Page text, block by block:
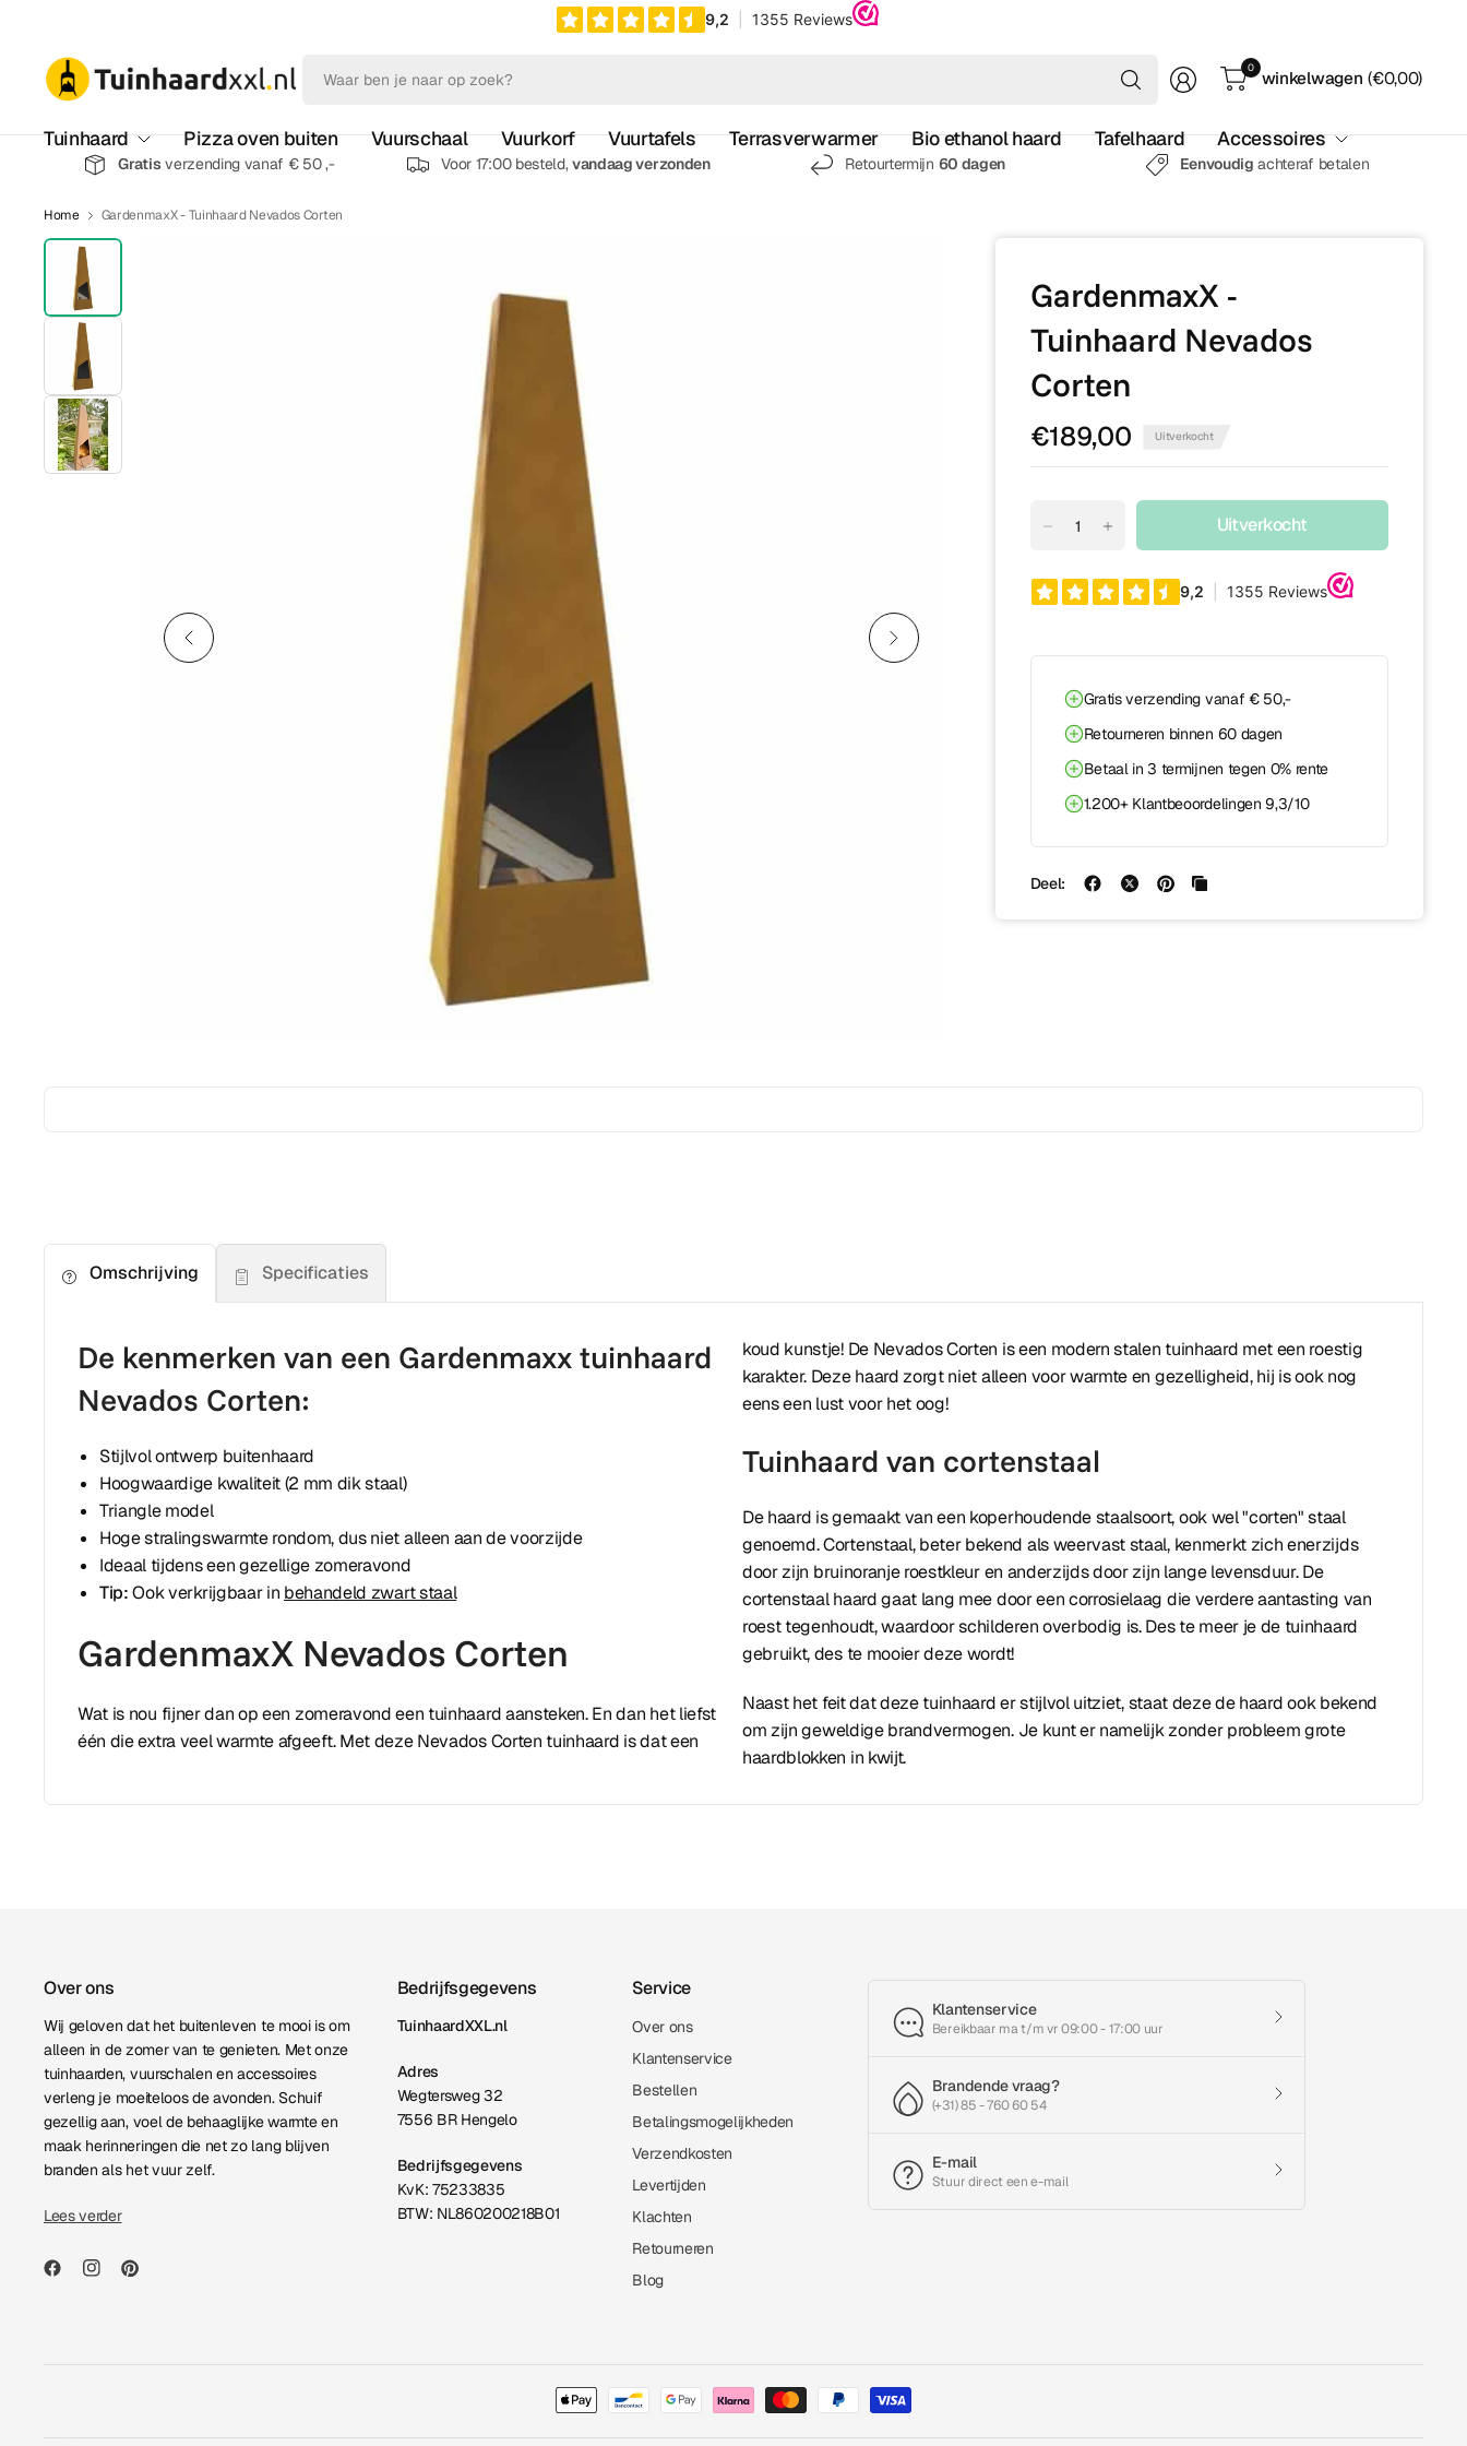
Waar
ben
naar
op
0
winkelwagen (€0,00)
Tuinhaard Pizza oven buiten Vuurschaal Vuurkorf Vuurtafels Terrasverwarmer Bio ethanol haard Tafelhaard Accessoires
Gratisverzending vanaf € 50 ,- Voor 17:00 besteld,vandaag verzonden Retourtermijn 60 dagen Eenvoudig achteraf betalen
Home GardenmaxX - Tuinhaard Nevados Corten
GardenmaxX -
Tuinhaard Nevados
Corten
€189,00 Uitverkocht
Uitverkocht
Gratis verzending vanaf € 50,-
Retourneren binnen 60 dagen
Betaal in 3 termijnen tegen 0% rente
1.200+ Klantbeoordelingen 9,3/10
Deel:
Omschrijving Specificaties
De kenmerken van een Gardenmaxx tuinhaard
Nevados Corten:
Stijlvol ontwerp buitenhaard
Hoogwaardige kwaliteit (2 mm dik staal)
Triangle model
Hoge stralingswarmte rondom, dus niet alleen aan de voorzijde
Ideaal tijdens een gezellige zomeravond
Tip:Ook verkrijgbaar in behandeld zwart staal
GardenmaxX Nevados Corten
Wat is nou fijner dan op een zomeravond een tuinhaard aansteken. En dan het liefst
één die extra veel warmte afgeeft. Met deze Nevados Corten tuinhaard is dat een
koud kunstje! De Nevados Corten is een modern stalen tuinhaard met een roestig
karakter. Deze haard zorgt niet alleen voor warmte en gezelligheid, hij is ook nog
eens een lust voor het oog!
Tuinhaard van cortenstaal
De haard is gemaakt van een koperhoudende staalsoort, ook wel "corten" staal
genoemd. Cortenstaal, beter bekend als weervast staal, kenmerkt zich enerzijds
door zijn bruinoranje roestkleur en anderzijds door zijn lange levensduur. De
cortenstaal haard gaat lang mee door een corrosielaag die verdere aantasting van
roest tegenhoudt, waardoor schilderen overbodig is. Des te meer je de tuinhaard
gebruikt, des te mooier deze wordt!
Naast het feit dat deze tuinhaard er stijlvol uitziet, staat deze de haard ook bekend
om zijn geweldige brandvermogen. Je kunt er namelijk zonder probleem grote
haardblokken in kwijt.
Over ons
Wij geloven dat het buitenleven te mooi is om
alleen in de zomer van te genieten. Met onze
tuinhaarden, vuurschalen en accessoires
verleng je moeiteloos de avonden. Schuif
gezellig aan, voel de behaaglijke warmte en
maak herinneringen die net zo lang blijven
branden als het vuur zelf.
Lees verder
Bedrijfsgegevens
TuinhaardXXL.nl
Adres
Wegtersweg 32
7556 BR Hengelo
Bedrijfsgegevens
KvK: 75233835
BTW: NL860200218B01
Service
Over ons
Klantenservice
Bestellen
Betalingsmogelijkheden
Verzendkosten
Levertijden
Klachten
Retourneren
Blog
Klantenservice
Bereikbaar ma t/m vr 09:00 - 17:00 uur
Brandende vraag?
(+31) 85 - 760 60 54
E-mail
Stuur direct een e-mail